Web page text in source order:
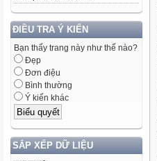
ĐIỀU TRA Ý KIẾN
Bạn thấy trang này như thế nào?
Đẹp
Đơn điệu
Bình thường
Ý kiến khác
SẮP XẾP DỮ LIỆU